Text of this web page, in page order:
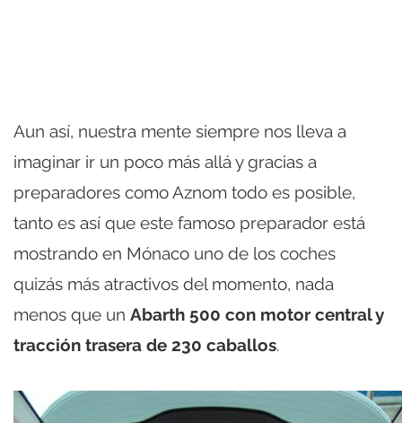
Aun así, nuestra mente siempre nos lleva a
imaginar ir un poco más allá y gracias a
preparadores como Aznom todo es posible,
tanto es así que este famoso preparador está
mostrando en Mónaco uno de los coches
quizás más atractivos del momento, nada
menos que un Abarth 500 con motor central y
tracción trasera de 230 caballos.